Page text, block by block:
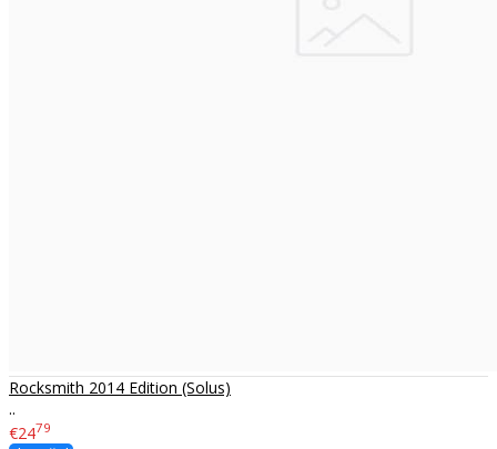
Rocksmith 2014 Edition (Solus)
..
€2479